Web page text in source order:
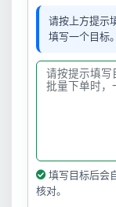
请按上方提示
填写一个目标。
填写目标后会
核对。